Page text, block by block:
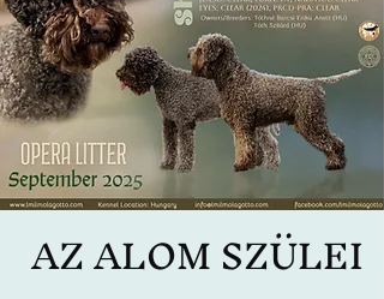
AZ ALOM SZÜLEI